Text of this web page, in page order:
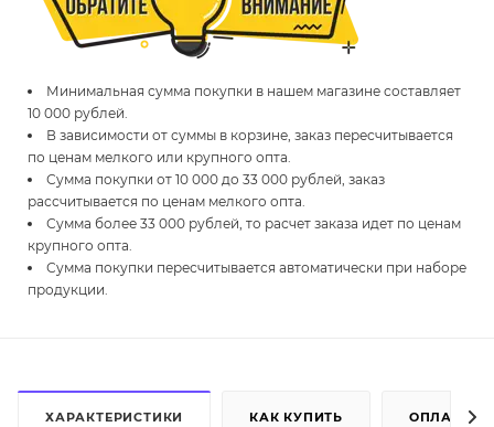
Минимальная сумма покупки в нашем магазине составляет
10 000 рублей.
В зависимости от суммы в корзине, заказ пересчитывается
по ценам мелкого или крупного опта.
Сумма покупки от 10 000 до 33 000 рублей, заказ
рассчитывается по ценам мелкого опта.
Сумма более 33 000 рублей, то расчет заказа идет по ценам
крупного опта.
Сумма покупки пересчитывается автоматически при наборе
продукции.
ХАРАКТЕРИСТИКИ КАК КУПИТЬ ОПЛАТА